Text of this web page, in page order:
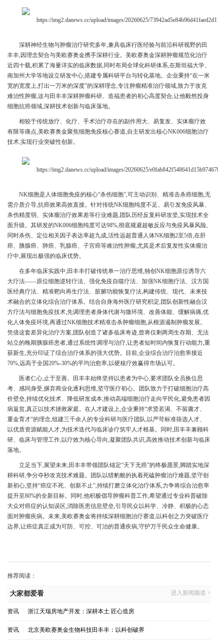
深耕神经生物与肿瘤治疗研究多年,兼具临床行医经验与前沿科研视野的田
丰丰,因理念契合与美欧赛奥金携手深耕行业。美欧赛奥金深耕肿瘤规范化治疗
近四十载,积累了海量详实的临床数据,同时布局全球化科研体系,在斯坦福大学、
南加州大学等地设立研发中心,搭建专属科研平台与转化基地。企业秉持“在一米
宽的宽度上,打出一万米的深度”的深耕理念,专注肿瘤精准治疗领域,致力于攻克
难治性肿瘤,这与田丰丰深耕肿瘤科研、造福患者的初心高度契合,让他毅然投身
细胞抗癌领域,深耕技术创新与临床落地。
相较于传统放疗、化疗、手术治疗存在的副作用大、易复发、实体瘤疗效
有限等痛点,美欧赛奥金聚焦细胞免疫核心赛道,自主研发出核心NK006细胞治疗
技术,实现行业突破性创新。
NK细胞是人体细胞免疫的核心“杀伤细胞”,可主动识别、精准击杀癌细胞,无
需介质介导,抗癌效果高效直接。针对传统NK细胞纯度不足、易引发免疫风暴、
杀伤精度弱、实体瘤治疗效果差等行业难题,团队历经反复科研攻坚,实现技术全
面升级。其研发的NK006细胞纯度可达98%,彻底规避超敏反应与免疫风暴风险,
同时杀伤、定位相关因子表达率超九成,活性远超普通人体NK细胞2至5倍,在肝
癌、胰腺癌、肺癌、乳腺癌、子宫癌等难治性肿瘤,尤其是术后复发性实体瘤治
疗中,展现出极强的临床优势。
在多年临床实践中,田丰丰打破传统单一治疗思维,独创NK细胞原位诱导六
大疗法——原位细胞逆转疗法、强化免疫自噬疗法、加强NK细胞疗法、汉方国
医经典疗法、精准靶向再生疗法、脏腑功能恢复疗法,构建传统、现代、未来技
术融合的立体化综合治疗体系。结合自身海外医疗研究积淀,团队创新性融合汉
方疗法与细胞免疫技术,先调理患者身体代谢与微环境、改善体能、缓解病痛,优
化人体免疫环境,再通过NK细胞技术精准击杀肿瘤细胞,从根源遏制肿瘤发展。
凭借这套差异化治疗方案,团队创造了诸多临床奇迹,曾将仅剩两周生存期、无法
站立的晚期胰腺癌患者,通过系统性调理与治疗,让患者短时间内恢复行动能力,重
获新生,充分印证了综合治疗体系的强大优势。目前,企业综合治疗治愈率接近
70%,远高于全国20%-30%的平均治愈率,以硬核疗效赢得市场认可。
医者仁心,止于至善。田丰丰始终坚持以患者为中心,要求团队全员换位思
考、感同身受,摒弃商业化逐利思维,坚守医疗初心。团队致力于打破细胞治疗高
价壁垒,持续优化技术、降低研发成本,推动高端细胞治疗走向平民化,避免患者因
病返贫,真正以技术拯救家庭。在人才建设上,企业秉持“求贤若渴、不留庸才、
重金育才”的理念,组建三千余人的专业科研与医疗团队,以严苛标准筛选人才、
以优质资源赋能人才,为技术迭代与临床诊疗筑牢人才根基。同时,田丰丰兼顾科
研、临床与管理工作,以疗效为核心导向,凝聚团队共识,高效推动技术创新与临床
落地。
立足当下,展望未来,田丰丰带领团队锚定“天下无癌”的终极愿景,脚踏实地深
耕科研,争分夺秒攻克技术难题。团队以猎豹般的执着死磕肿瘤治疗难题,坚守创
新初心,坚持“癌症不死、创新不止”,持续打磨立体化治疗体系,力争将综合治愈率
提升至80%的全新目标。同时,他积极倡导肿瘤科普工作,希望通过专业科普破除
大众对癌症的认知误区,消除医患信息壁垒,引导民众以科学、冷静、积极的心态
面对肿瘤疾病。未来,美欧赛奥金将持续深耕细胞治疗赛道,以科创之力突破医疗
边界,让癌症真正成为可防、可控、可治的普通疾病,守护万千民众生命健康。
推荐阅读：
大家都爱看 进入新闻频道 >
资讯 浙江天瑞房地产开发：深耕本土 匠心造房
资讯 北京美欧赛奥金生物科技田丰丰：以科创破界